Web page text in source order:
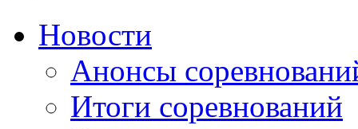
Новости
Анонсы
Итоги соревнований